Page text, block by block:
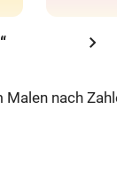
chevron_right